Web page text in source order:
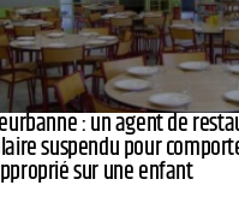
: un agent de
suspendu pour
sur une enfant